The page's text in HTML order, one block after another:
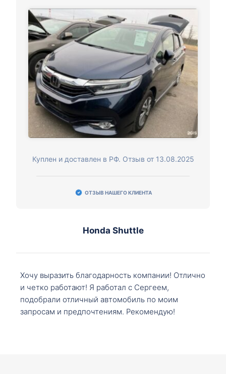
Куплен и доставлен в РФ. Отзыв от 13.08.2025
ОТЗЫВ НАШЕГО КЛИЕНТА
Honda Shuttle
Хочу выразить благодарность компании! Отлично
и четко работают! Я работал с Сергеем,
подобрали отличный автомобиль по моим
запросам и предпочтениям. Рекомендую!